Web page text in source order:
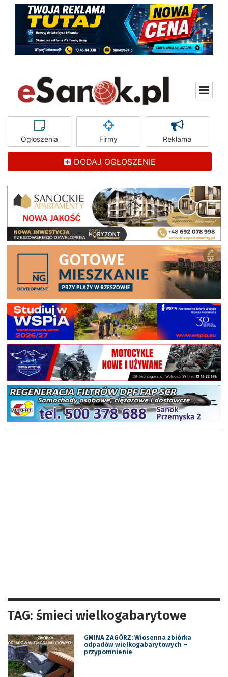
Ogłoszenia Firmy Reklama
DODAJ OGŁOSZENIE
TAG: śmieci wielkogabarytowe
GMINA ZAGÓRZ: Wiosenna zbiórka
odpadów wielkogabarytowych –
przypomnienie